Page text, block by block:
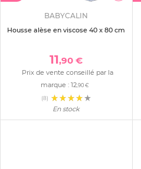
BABYCALIN
Housse alèse en viscose 40 x 80 cm
11,90 €
Prix de vente conseillé par la
marque :12,90 €
(8)
En stock